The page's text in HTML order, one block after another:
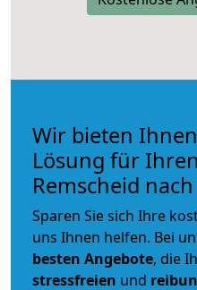
Wir bieten
Lösung für
Remscheid
Sparen Sie sich Ihre
uns Ihnen helfen. Bei
besten Angebote, die
stressfreien und